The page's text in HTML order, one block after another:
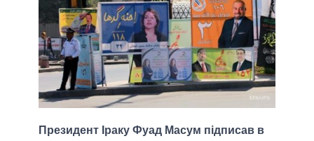
Президент Іраку Фуад Масум підписав в